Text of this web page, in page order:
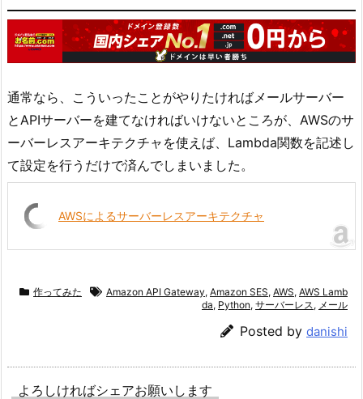
通常なら、こういったことがやりたければメールサーバー
とAPIサーバーを建てなければいけないところが、AWSのサ
ーバーレスアーキテクチャを使えば、Lambda関数を記述し
て設定を行うだけで済んでしまいました。
AWSによるサーバーレスアーキテクチャ
作ってみた Amazon API Gateway, Amazon SES, AWS, AWS Lamb
da, Python, サーバーレス , メール
Posted by danishi
よろしければシェアお願いします